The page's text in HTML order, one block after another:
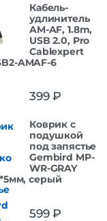
Кабель-
удлинитель
AM-AF, 1.8m,
USB 2.0, Pro
Cablexpert
AMAF-6
399₽
Коврик с
подушкой
под запястье
Gembird MP-
WR-GRAY
серый
599₽